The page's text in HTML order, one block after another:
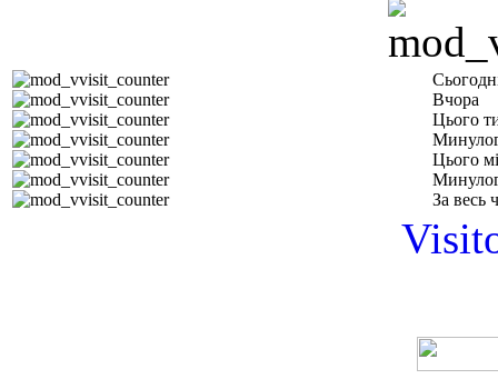
Вчора
Цього
Цього
За весь